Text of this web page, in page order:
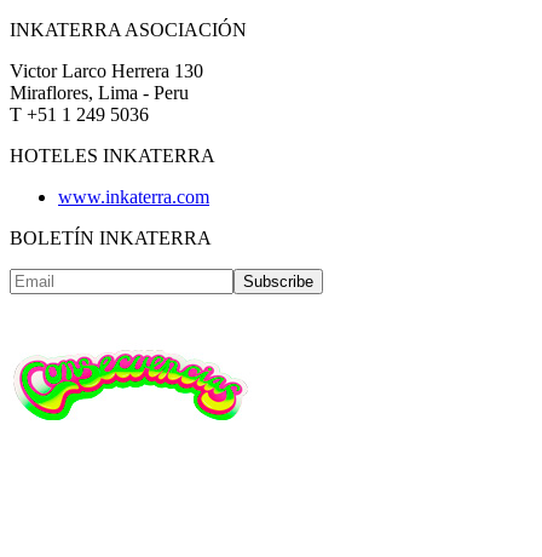
INKATERRA ASOCIACIÓN
Victor Larco Herrera 130
Miraflores, Lima - Peru
T +51 1 249 5036
HOTELES INKATERRA
www.inkaterra.com
BOLETÍN INKATERRA
Subscribe